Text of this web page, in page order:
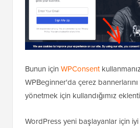
Bunun için WPConsent
WPBeginner'da çerez bannerlarını
yönetmek için kullandığımız
WordPress yeni başlayanlar için iyi